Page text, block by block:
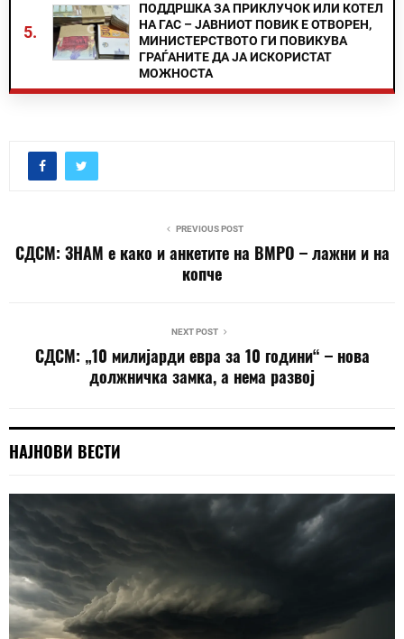
5.
ПОДДРШКА ЗА ПРИКЛУЧОК ИЛИ КОТЕЛ
НА ГАС – ЈАВНИОТ ПОВИК Е ОТВОРЕН,
МИНИСТЕРСТВОТО ГИ ПОВИКУВА
ГРАЃАНИТЕ ДА ЈА ИСКОРИСТАТ
МОЖНОСТА
PREVIOUS POST
СДСМ: ЗНАМ е како и анкетите на ВМРО – лажни и на
копче
NEXT POST
СДСМ: „10 милијарди евра за 10 години“ – нова
должничка замка, а нема развој
НАЈНОВИ ВЕСТИ